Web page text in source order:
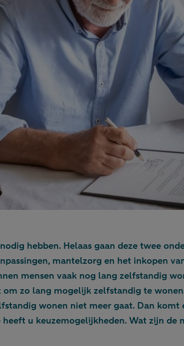
hebben. Helaas gaan deze twee
mantelzorg en het inkopen
mensen vaak nog lang zelfstandig
zo lang mogelijk zelfstandig te
wonen niet meer gaat. Dan komt
heeft u keuzemogelijkheden. Wat zijn de